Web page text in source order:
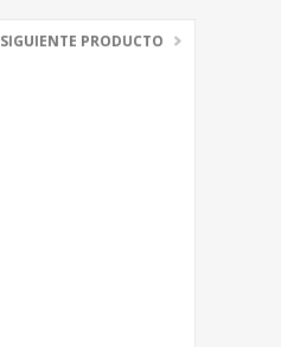
SIGUIENTE PRODUCTO